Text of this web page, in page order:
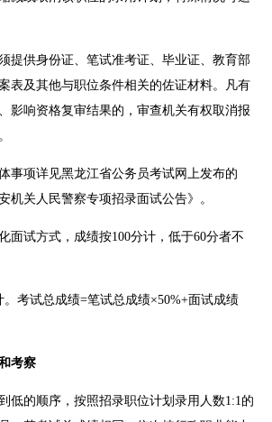
提供身份证、笔试准考证、毕业证、教育部
表及其他与职位条件相关的佐证材料。凡有
影响资格复审结果的，审查机关有权取消报
事项详见黑龙江省公务员考试网上发布的
机关人民警察专项招录面试公告》。
面试方式，成绩按100分计，低于60分者不
。考试总成绩=笔试总成绩×50%+面试成绩
考察
低的顺序，按照招录职位计划录用人数1:1的